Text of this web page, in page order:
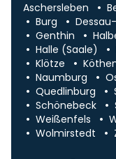
Aschersleben
Burg
Genthin
Halle (Saale)
Klötze
Naumburg
Quedlinburg
Schönebeck
Weißenfels
Wolmirstedt